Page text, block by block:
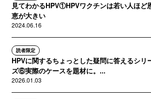
見てわかるHPV①HPVワクチンは若い人ほど
恵が大きい
2024.06.16
読者限定
HPVに関するちょっとした疑問に答えるシリ
ズ⑥実際のケースを題材に。...
2026.01.03